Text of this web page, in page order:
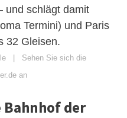
und schlägt damit
Termini) und Paris
32 Gleisen.
| Sehen Sie sich die
an
der